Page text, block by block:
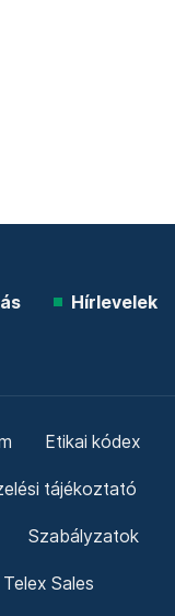
Hírlevelek
Etikai kódex
tájékoztató
Szabályzatok
Telex Sales